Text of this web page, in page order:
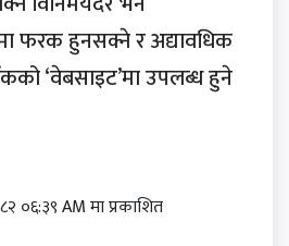
फरक हुनसक्ने र अद्यावधिक
‘वेबसाइट’मा उपलब्ध हुने
०६:३९ AM मा प्रकाशित